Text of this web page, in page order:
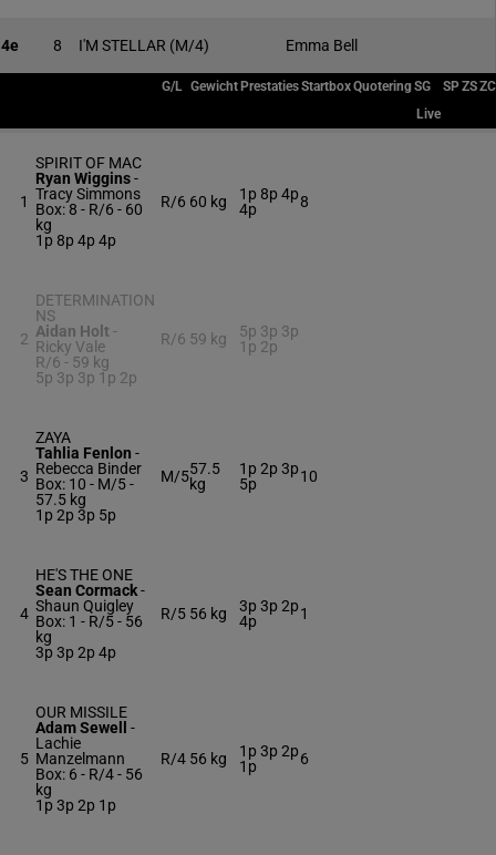
4e 8 I'M STELLAR (M/4) Emma Bell
G/L Gewicht PrestatiesStartboxQuoteringSG SPZSZC
Live
1
SPIRIT OF MAC
Ryan Wiggins-
Tracy Simmons
Box: 8 - R/6 - 60
kg
1p 8p 4p 4p
R/6 60 kg
1p 8p 4p
4p
8
2
DETERMINATION
NS
Aidan Holt -
Ricky Vale
R/6 - 59 kg
5p 3p 3p 1p 2p
R/6 59 kg
5p 3p 3p
1p 2p
3
ZAYA
Tahlia Fenlon -
Rebecca Binder
Box: 10 - M/5 -
57.5 kg
1p 2p 3p 5p
M/557.5
kg
1p 2p 3p
5p
10
4
HE'S THE ONE
Sean Cormack-
Shaun Quigley
Box: 1 - R/5 - 56
kg
3p 3p 2p 4p
R/5 56 kg
3p 3p 2p
4p
1
5
OUR MISSILE
Adam Sewell -
Lachie
Manzelmann
Box: 6 - R/4 - 56
kg
1p 3p 2p 1p
R/4 56 kg
1p 3p 2p
1p
6